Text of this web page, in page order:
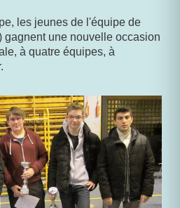
les jeunes de l'équipe de
gagnent une nouvelle occasion
à quatre équipes, à